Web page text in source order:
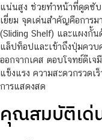
แน่นสูง ช่วยทำหน้าที่ดูดซับ
เยี่ยม จุดเด่นสำคัญคือการ
(Sliding Shelf) และแผงกั้
แล็ปท็อปและเข้าถึงปุ่มควบ
ออกจากเคส ตอบโจทย์ดีเ
แข็งแรง ความสะดวกรวดเ
การแสดงสด
คุณสมบัติเด่